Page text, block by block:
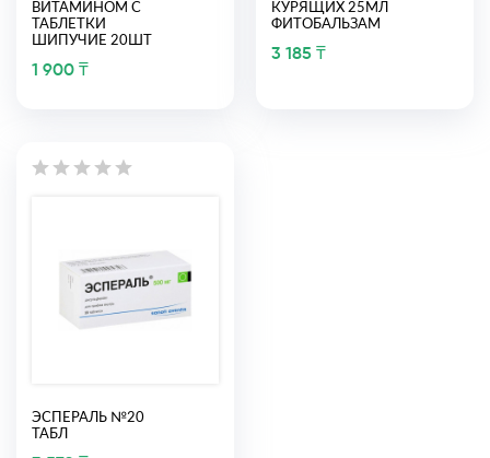
ВИТАМИНОМ С
ТАБЛЕТКИ
ШИПУЧИЕ 20ШТ
1 900 ₸
КУРЯЩИХ 25МЛ
ФИТОБАЛЬЗАМ
3 185 ₸
ЭСПЕРАЛЬ №20
ТАБЛ